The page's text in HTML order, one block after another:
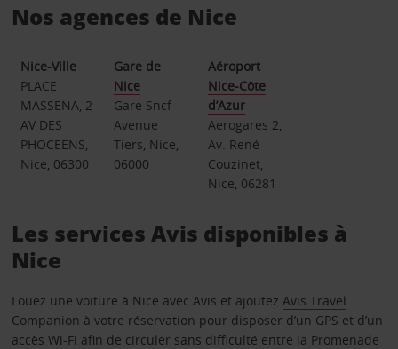
Nos agences de Nice
Nice-Ville
PLACE
MASSENA, 2
AV DES
PHOCEENS,
Nice, 06300
Gare de
Nice
Gare Sncf
Avenue
Tiers, Nice,
06000
Aéroport
Nice-Côte
d’Azur
Aerogares 2,
Av. René
Couzinet,
Nice, 06281
Les services Avis disponibles à
Nice
Louez une voiture à Nice avec Avis et ajoutez Avis Travel
Companion à votre réservation pour disposer d’un GPS et d’un
accès Wi-Fi afin de circuler sans difficulté entre la Promenade